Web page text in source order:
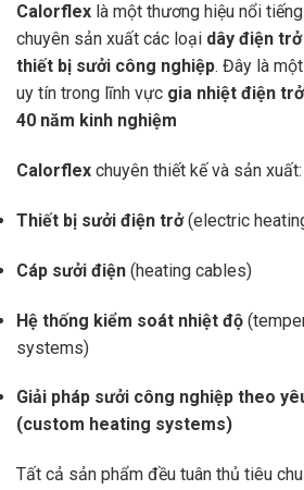
Calorflex là một thương hiệu nổi
chuyên sản xuất các loại dây điện
thiết bị sưởi công nghiệp. Đây là
uy tín trong lĩnh vực gia nhiệt điện trở
40 năm kinh nghiệm
Calorflex chuyên thiết kế và sản xuất:
Thiết bị sưởi điện trở(electric
Cáp sưởi điện (heating cables)
Hệ thống kiểm soát nhiệt độ
systems)
Giải pháp sưởi công nghiệp theo
(custom heating systems)
Tất cả sản phẩm đều tuân thủ tiêu